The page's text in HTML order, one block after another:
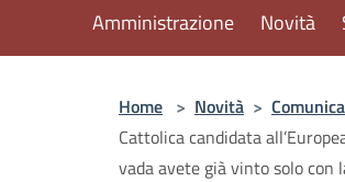
Amministrazione Novità
Home > Novità >
Cattolica candidata
vada avete già vinto solo con